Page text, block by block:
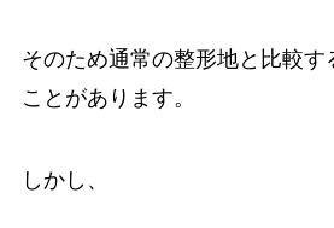
そのため通常の整形地と比較す
ことがあります。
しかし、